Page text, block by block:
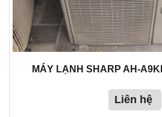
MÁY LẠNH SHARP AH-
Liên hệ